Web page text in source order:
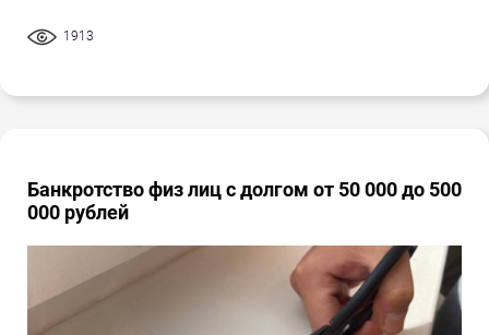
1913
Банкротство физ лиц с долгом от 50 000 до 500
000 рублей